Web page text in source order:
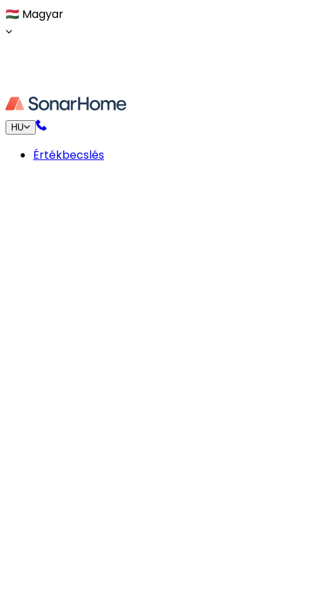
🇭🇺 Magyar
HU
Értékbecslés